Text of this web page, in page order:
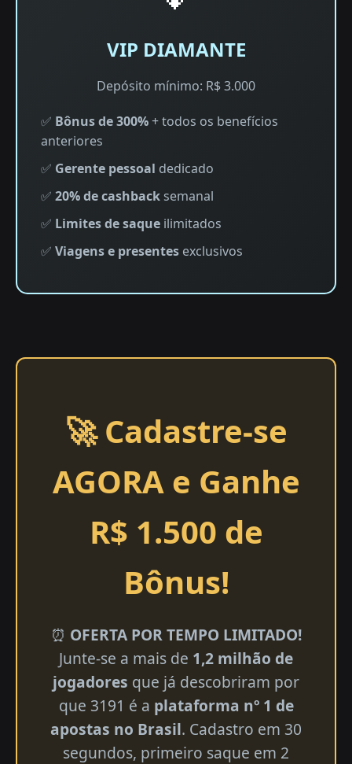
VIP DIAMANTE
Depósito mínimo: R$ 3.000
✅ Bônus de 300%+ todos os benefícios
anteriores
✅ Gerente pessoal dedicado
✅ 20% de cashback semanal
✅ Limites de saque ilimitados
✅ Viagens e presentes exclusivos
🚀 Cadastre-se
AGORA e Ganhe
R$ 1.500 de
Bônus!
⏰ OFERTA POR TEMPO LIMITADO!
Junte-se a mais de 1,2 milhão de
jogadores que já descobriram por
que 3191 é a plataforma nº 1 de
apostas no Brasil. Cadastro em 30
segundos, primeiro saque em 2